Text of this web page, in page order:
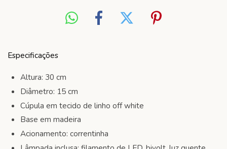
Especificações
Altura: 30 cm
Diâmetro: 15 cm
Cúpula em tecido de linho off white
Base em madeira
Acionamento: correntinha